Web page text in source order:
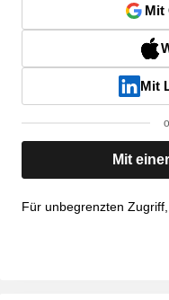
Mit
Mit
Mit
Für unbegrenzten Zugriff,